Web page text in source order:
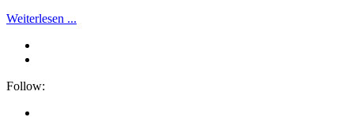
Weiterlesen ...
Follow: